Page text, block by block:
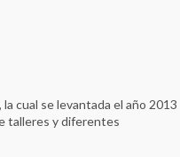
cual se levantada el año 2013
talleres y diferentes